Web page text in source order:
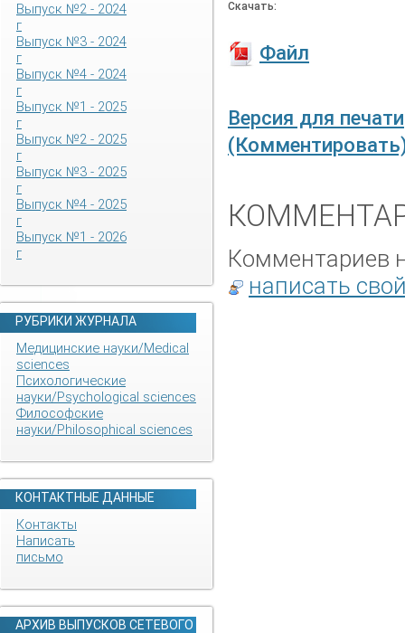
Выпуск №2 - 2024
г
Выпуск №3 - 2024
г
Выпуск №4 - 2024
г
Выпуск №1 - 2025
г
Выпуск №2 - 2025
г
Выпуск №3 - 2025
г
Выпуск №4 - 2025
г
Выпуск №1 - 2026
г
РУБРИКИ ЖУРНАЛА
Медицинские науки/Medical
sciences
Психологические
науки/Psychological sciences
Философские
науки/Philosophical sciences
КОНТАКТНЫЕ ДАННЫЕ
Контакты
Написать
письмо
АРХИВ ВЫПУСКОВ СЕТЕВОГО
Скачать:
Файл
Версия для печати
Комментариев
написать